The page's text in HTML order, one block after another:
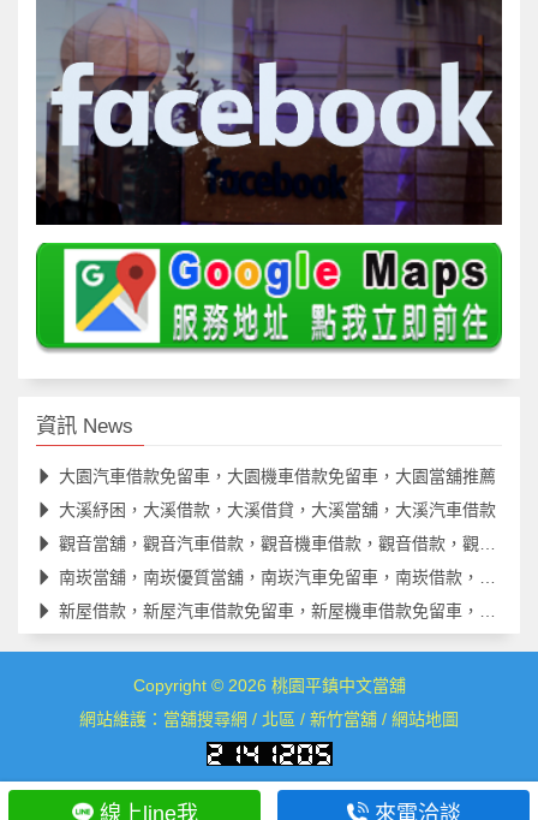
資訊 News
大園汽車借款免留車，大園機車借款免留車，大園當舖推薦
大溪紓困，大溪借款，大溪借貸，大溪當舖，大溪汽車借款
觀音當舖，觀音汽車借款，觀音機車借款，觀音借款，觀音借錢
南崁當舖，南崁優質當舖，南崁汽車免留車，南崁借款，南崁借貸
新屋借款，新屋汽車借款免留車，新屋機車借款免留車，新屋借款
Copyright © 2026 桃園平鎮中文當舖
網站維護： 當舖搜尋網 / 北區 / 新竹當舖 / 網站地圖
線上line我 來電洽談